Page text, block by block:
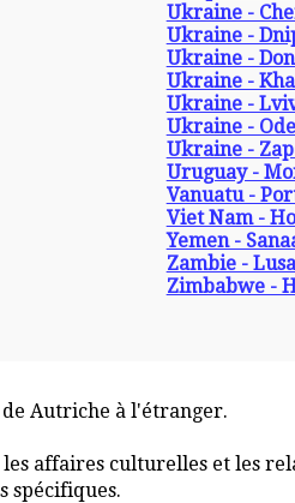
Ukraine -
Ukraine -
Ukraine -
Ukraine -
Ukraine -
Ukraine -
Ukraine -
Uruguay -
Vanuatu -
Viet Nam -
Yemen -
Zambie -
Zimbabwe -
Autriche à l'étranger.
affaires culturelles et les
spécifiques.